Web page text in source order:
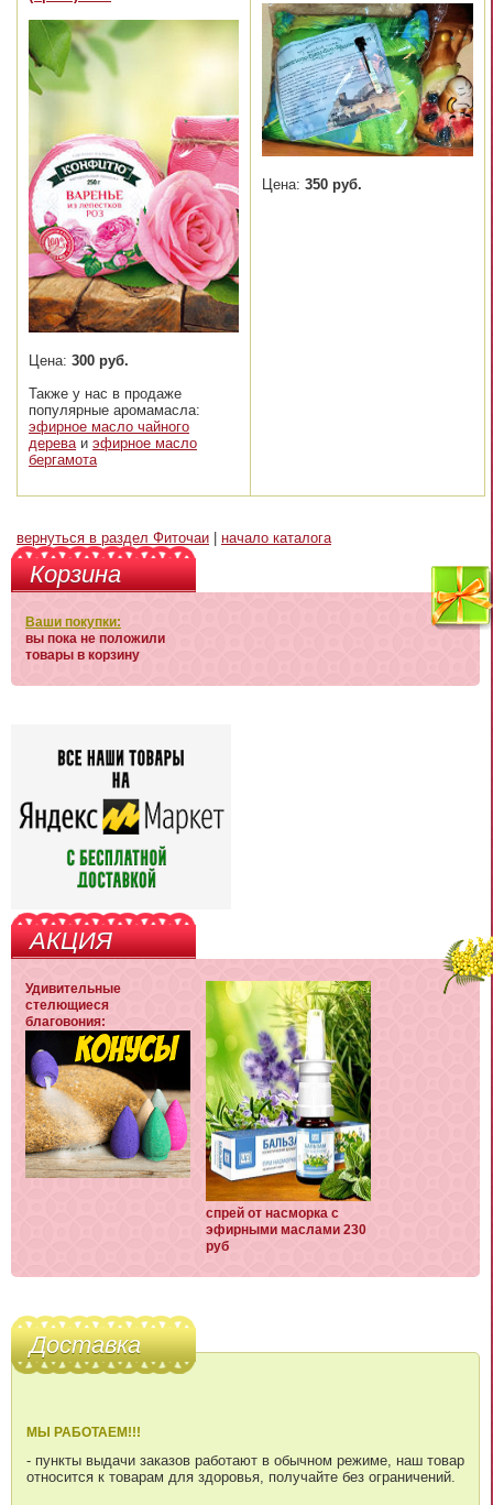
Цена: 300 руб.
Также у нас в продаже
популярные аромамасла:
эфирное масло чайного
дереваи эфирное масло
бергамота
Цена: 350 руб.
вернуться в раздел Фиточаи начало каталога
Корзина
Ваши покупки:
вы пока не положили
товары в корзину
АКЦИЯ
Удивительные
стелющиеся
благовония:
спрей от насморка с
эфирными маслами 230
руб
Доставка
МЫ РАБОТАЕМ!!!
- пункты выдачи заказов работают в обычном режиме, наш товар
относится к товарам для здоровья, получайте без ограничений.